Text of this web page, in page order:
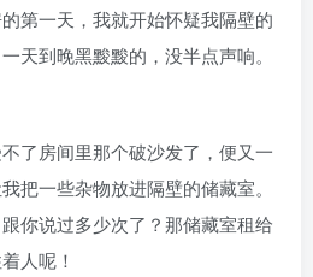
一天，我就开始怀疑我隔壁的
天到晚黑黢黢的，没半点声响。
房间里那个破沙发了，便又一
把一些杂物放进隔壁的储藏室。
你说过多少次了？那储藏室租给
人呢！